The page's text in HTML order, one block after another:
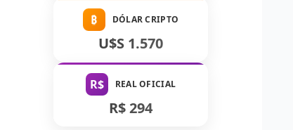
₿ DÓLAR CRIPTO
U$S 1.570
R$ REAL OFICIAL
R$ 294